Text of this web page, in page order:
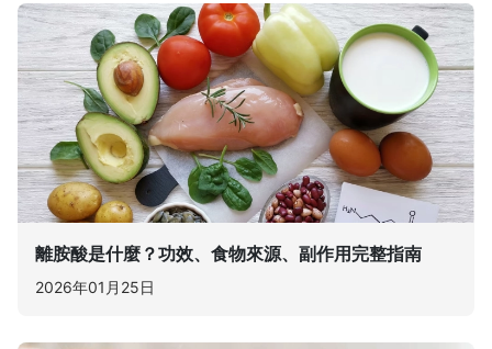
離胺酸是什麼？功效、食物來源、副作用完整指南
2026年01月25日